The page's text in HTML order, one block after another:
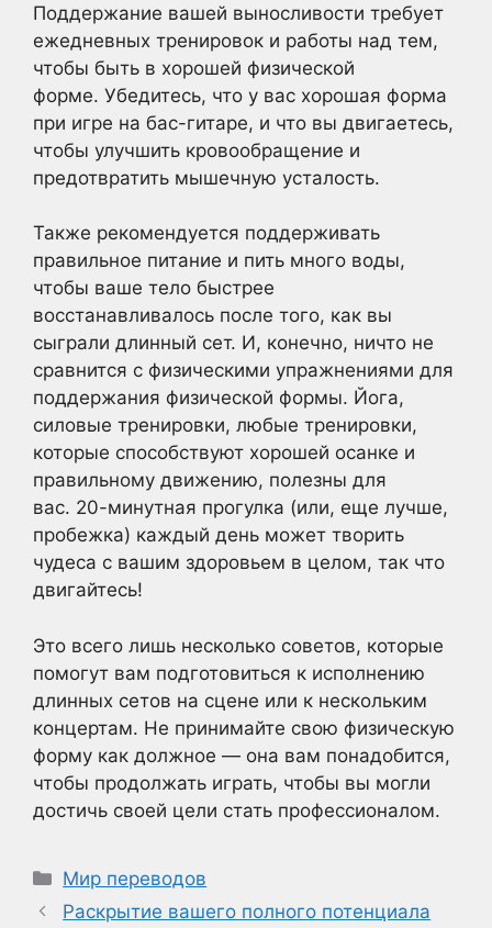
Поддержание вашей выносливости требует
ежедневных тренировок и работы над тем,
чтобы быть в хорошей физической
форме. Убедитесь, что у вас хорошая форма
при игре на бас-гитаре, и что вы двигаетесь,
чтобы улучшить кровообращение и
предотвратить мышечную усталость.
Также рекомендуется поддерживать
правильное питание и пить много воды,
чтобы ваше тело быстрее
восстанавливалось после того, как вы
сыграли длинный сет. И, конечно, ничто не
сравнится с физическими упражнениями для
поддержания физической формы. Йога,
силовые тренировки, любые тренировки,
которые способствуют хорошей осанке и
правильному движению, полезны для
вас. 20-минутная прогулка (или, еще лучше,
пробежка) каждый день может творить
чудеса с вашим здоровьем в целом, так что
двигайтесь!
Это всего лишь несколько советов, которые
помогут вам подготовиться к исполнению
длинных сетов на сцене или к нескольким
концертам. Не принимайте свою физическую
форму как должное — она вам понадобится,
чтобы продолжать играть, чтобы вы могли
достичь своей цели стать профессионалом.
Рубрики
Мир переводов
Раскрытие вашего полного потенциала